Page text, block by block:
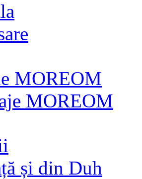
MOREOM
MOREOM
și din Duh